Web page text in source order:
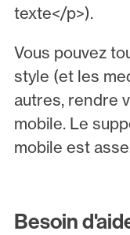
texte</p>).
Vous pouvez
style (et les
autres, rendre
mobile. Le
mobile est
Besoin